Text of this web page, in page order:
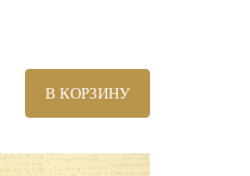
В КОРЗИНУ